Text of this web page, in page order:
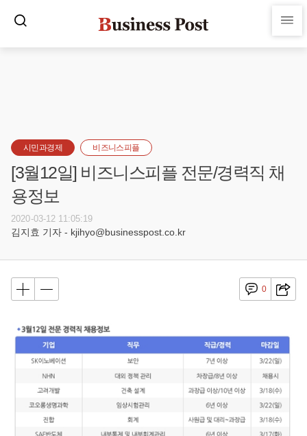
시민과경제 비즈니스피플
[3월12일] 비즈니스피플 전문/경력직 채
용정보
2020-03-12 11:05:19
김지효 기자 - kjihyo@businesspost.co.kr
0